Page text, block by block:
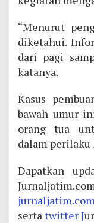
“Menurut
diketahui.
dari pagi
katanya.
Kasus
bawah umur
orang tua
dalam perilaku
Dapatkan
sertatwitter J